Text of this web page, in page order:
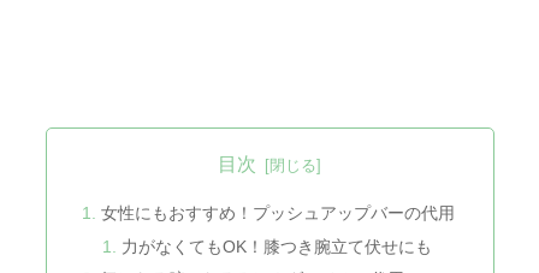
目次
女性にもおすすめ！プッシュアップバーの代用
力がなくてもOK！膝つき腕立て伏せにも